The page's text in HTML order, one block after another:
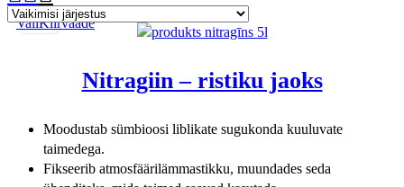
ValiKiirvaade
Nitragiin – ristiku jaoks
Moodustab sümbioosi liblikate sugukonda kuuluvate
taimedega.
Fikseerib atmosfäärilämmastikku, muundades seda